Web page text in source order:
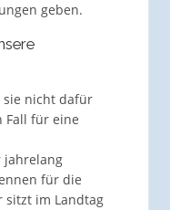
geben.
sie nicht dafür
Fall für eine
jahrelang
für die
sitzt im Landtag